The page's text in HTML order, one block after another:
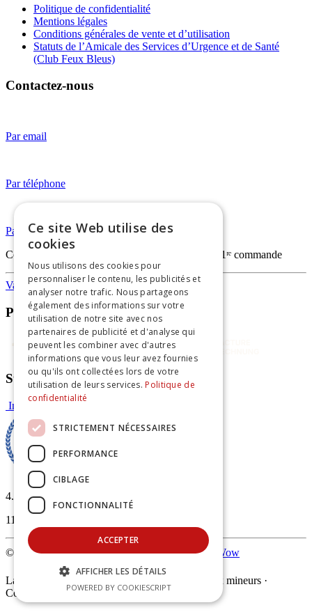
Politique de confidentialité
Mentions légales
Conditions générales de vente et d’utilisation
Statuts de l’Amicale des Services d’Urgence et de Santé
(Club Feux Bleus)
Contactez-nous
Par email
Par téléphone
Par WhatsApp
Code
— -20% sur votre 1ʳᵉ commande
Vapothèque
Paiements sécurisés
Suivez-nous
Instagram
4.96
/5
113 avis vérifiés
© 2026 -Vapothèque SARL – Fait avec ❤️ par Wow
La vente de produits du vapotage est interdite aux mineurs ·
Contient de la nicotine, substance addictive.
Ce site Web utilise des
cookies
Nous utilisons des cookies pour
personnaliser le contenu, les publicités et
analyser notre trafic. Nous partageons
également des informations sur votre
utilisation de notre site avec nos
partenaires de publicité et d'analyse qui
peuvent les combiner avec d'autres
informations que vous leur avez fournies
ou qu'ils ont collectées lors de votre
utilisation de leurs services. Politique de
confidentialité
STRICTEMENT NÉCESSAIRES
PERFORMANCE
CIBLAGE
FONCTIONNALITÉ
ACCEPTER
AFFICHER LES DÉTAILS
POWERED BY COOKIESCRIPT